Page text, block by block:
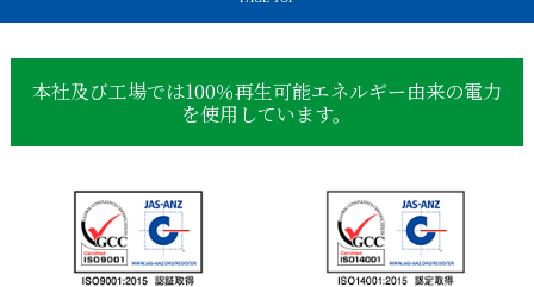
本社及び工場では100％再生可能エネルギー由来の電力
を使用しています。